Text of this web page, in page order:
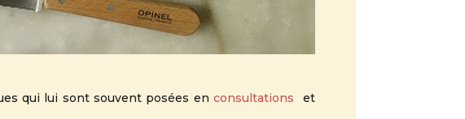
qui lui sont souvent posées en consultations et